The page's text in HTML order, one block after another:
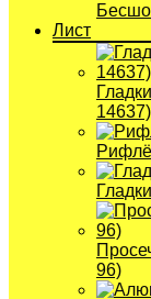
Лист
14637)
96)